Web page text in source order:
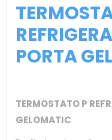
PORTA
TERMOSTATO P
GELOMATIC